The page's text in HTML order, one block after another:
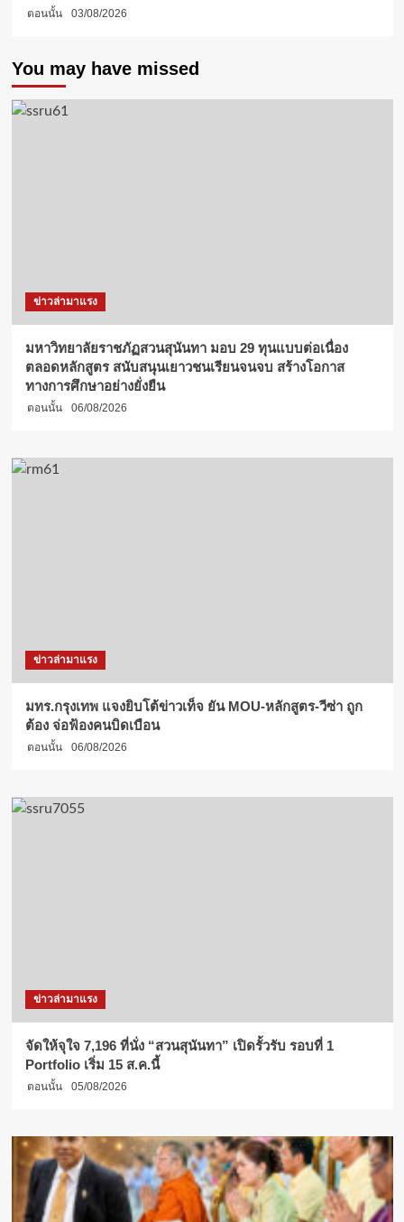
ตอนนั้น 03/08/2026
You may have missed
ข่าวล่ามาแรง
มหาวิทยาลัยราชภัฏสวนสุนันทา มอบ 29 ทุนแบบต่อเนื่อง
ตลอดหลักสูตร สนับสนุนเยาวชนเรียนจนจบ สร้างโอกาส
ทางการศึกษาอย่างยั่งยืน
ตอนนั้น 06/08/2026
ข่าวล่ามาแรง
มทร.กรุงเทพ แจงยิบโต้ข่าวเท็จ ยัน MOU-หลักสูตร-วีซ่า ถูก
ต้อง จ่อฟ้องคนบิดเบือน
ตอนนั้น 06/08/2026
ข่าวล่ามาแรง
จัดให้จุใจ 7,196 ที่นั่ง “สวนสุนันทา” เปิดรั้วรับ รอบที่ 1
Portfolio เริ่ม 15 ส.ค.นี้
ตอนนั้น 05/08/2026